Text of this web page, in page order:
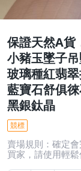
保證天然A貨
小豬玉墜子
玻璃種紅翡
藍寶石舒俱
黑銀鈦晶
競標
賣場規則：確定
買家，請使用輕